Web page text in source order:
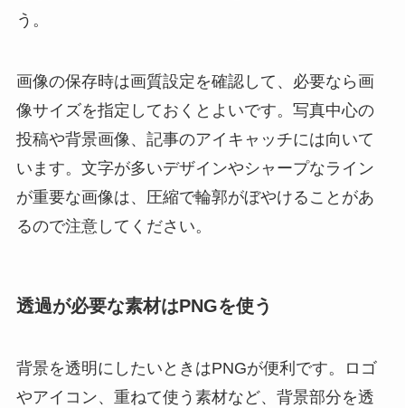
う。
画像の保存時は画質設定を確認して、必要なら画
像サイズを指定しておくとよいです。写真中心の
投稿や背景画像、記事のアイキャッチには向いて
います。文字が多いデザインやシャープなライン
が重要な画像は、圧縮で輪郭がぼやけることがあ
るので注意してください。
透過が必要な素材はPNGを使う
背景を透明にしたいときはPNGが便利です。ロゴ
やアイコン、重ねて使う素材など、背景部分を透